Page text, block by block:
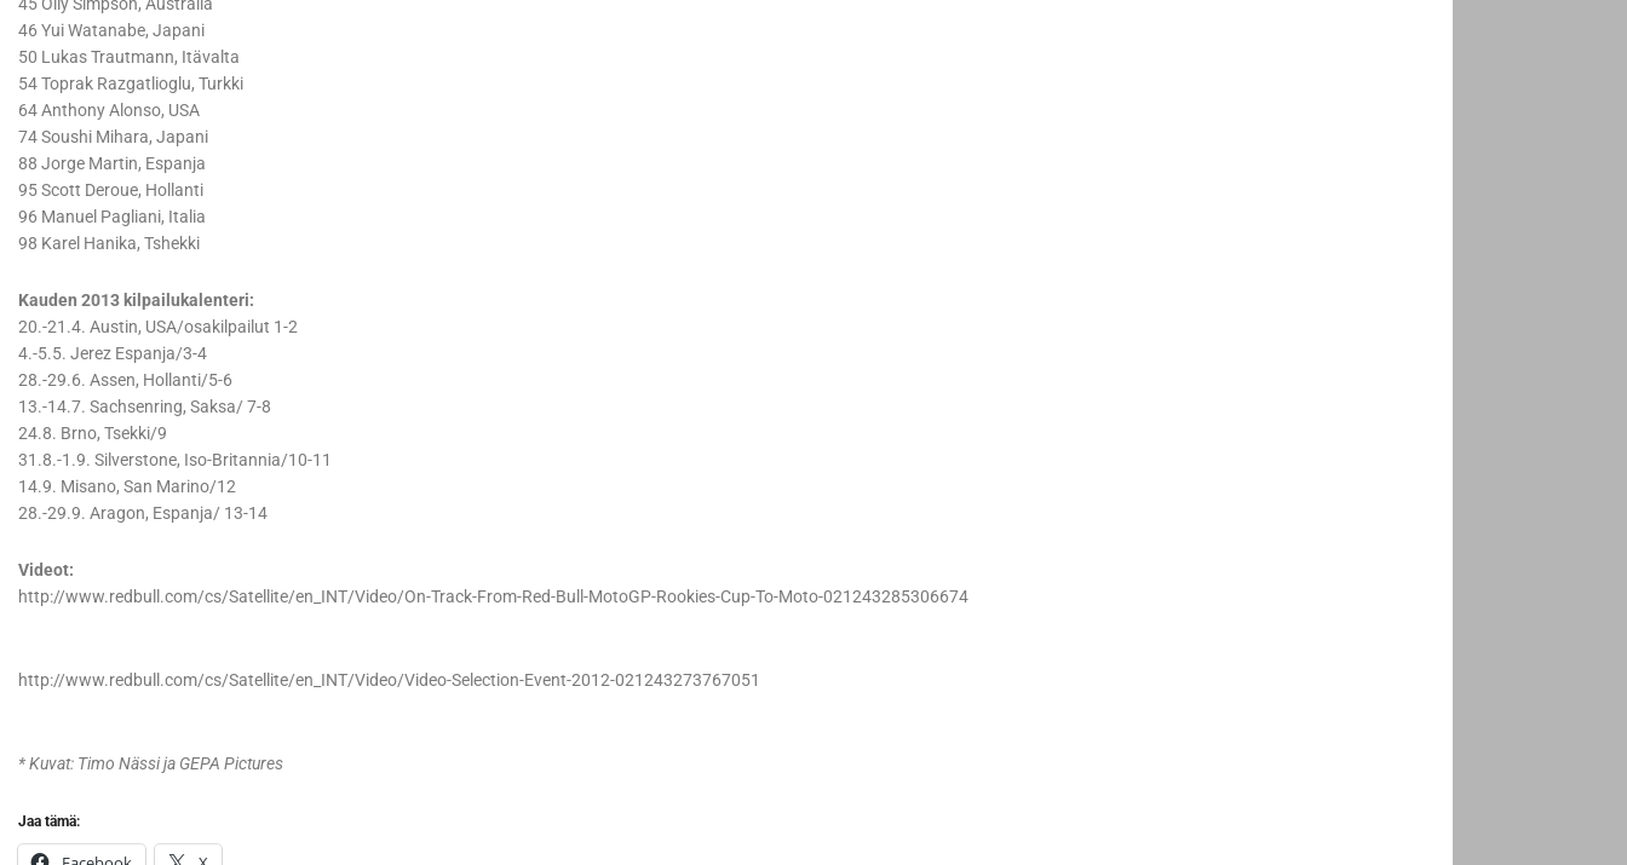
45 Olly Simpson, Australia
46 Yui Watanabe, Japani
50 Lukas Trautmann, Itävalta
54 Toprak Razgatlioglu, Turkki
64 Anthony Alonso, USA
74 Soushi Mihara, Japani
88 Jorge Martin, Espanja
95 Scott Deroue, Hollanti
96 Manuel Pagliani, Italia
98 Karel Hanika, Tshekki
Kauden 2013 kilpailukalenteri:
20.-21.4. Austin, USA/osakilpailut 1-2
4.-5.5. Jerez Espanja/3-4
28.-29.6. Assen, Hollanti/5-6
13.-14.7. Sachsenring, Saksa/ 7-8
24.8. Brno, Tsekki/9
31.8.-1.9. Silverstone, Iso-Britannia/10-11
14.9. Misano, San Marino/12
28.-29.9. Aragon, Espanja/ 13-14
Videot:
http://www.redbull.com/cs/Satellite/en_INT/Video/On-Track-From-Red-Bull-MotoGP-Rookies-Cup-To-Moto-021243285306674
http://www.redbull.com/cs/Satellite/en_INT/Video/Video-Selection-Event-2012-021243273767051
* Kuvat: Timo Nässi ja GEPA Pictures
Jaa tämä: